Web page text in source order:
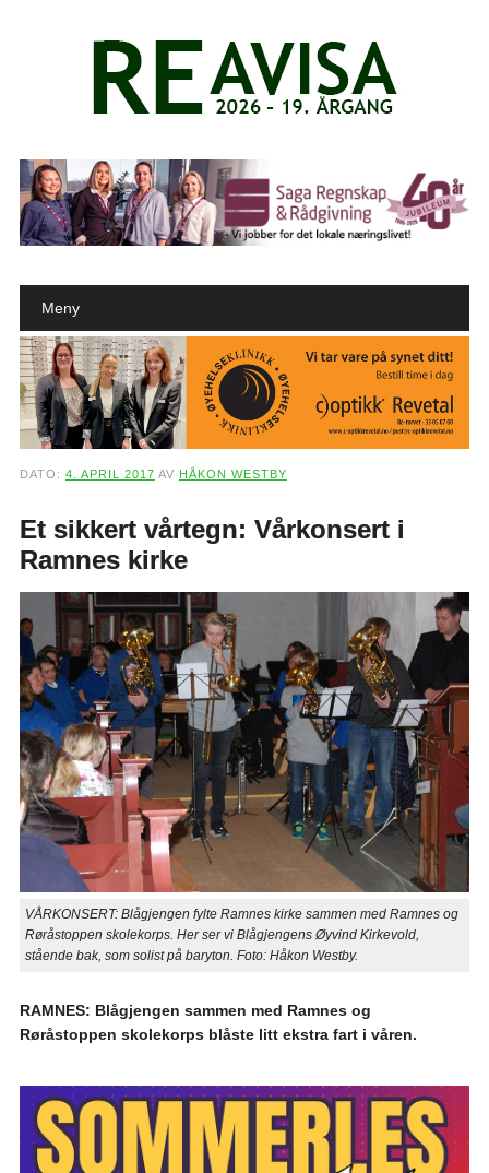
Main menu
Meny
DATO: 4. APRIL 2017 AV HÅKON WESTBY
Et sikkert vårtegn: Vårkonsert i
Ramnes kirke
VÅRKONSERT: Blågjengen fylte Ramnes kirke sammen med Ramnes og
Røråstoppen skolekorps. Her ser vi Blågjengens Øyvind Kirkevold,
stående bak, som solist på baryton. Foto: Håkon Westby.
RAMNES: Blågjengen sammen med Ramnes og
Røråstoppen skolekorps blåste litt ekstra fart i våren.